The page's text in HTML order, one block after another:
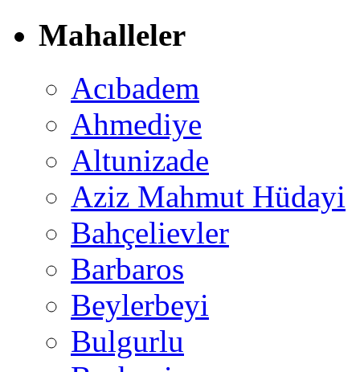
Mahalleler
Acıbadem
Ahmediye
Altunizade
Aziz Mahmut Hüdayi
Bahçelievler
Barbaros
Beylerbeyi
Bulgurlu